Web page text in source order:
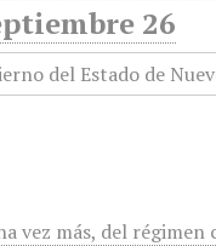
26
vez más, del